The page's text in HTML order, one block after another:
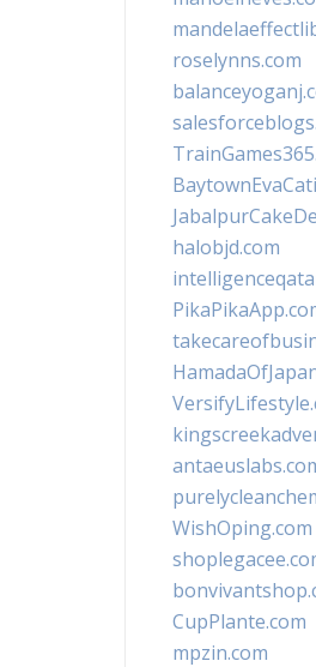
roselynns.com
halobjd.com
WishOping.com
CupPlante.com
mpzin.com